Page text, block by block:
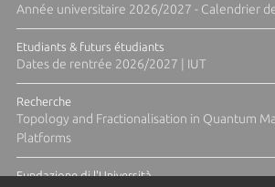
Année universitaire 2026/2027 - Calendrier
Etudiants & futurs étudiants
Dates de rentrée 2026/2027 | IUT
Recherche
Topology and Fractionalisation in Quantum
Platforms
Fundazione di l'Università